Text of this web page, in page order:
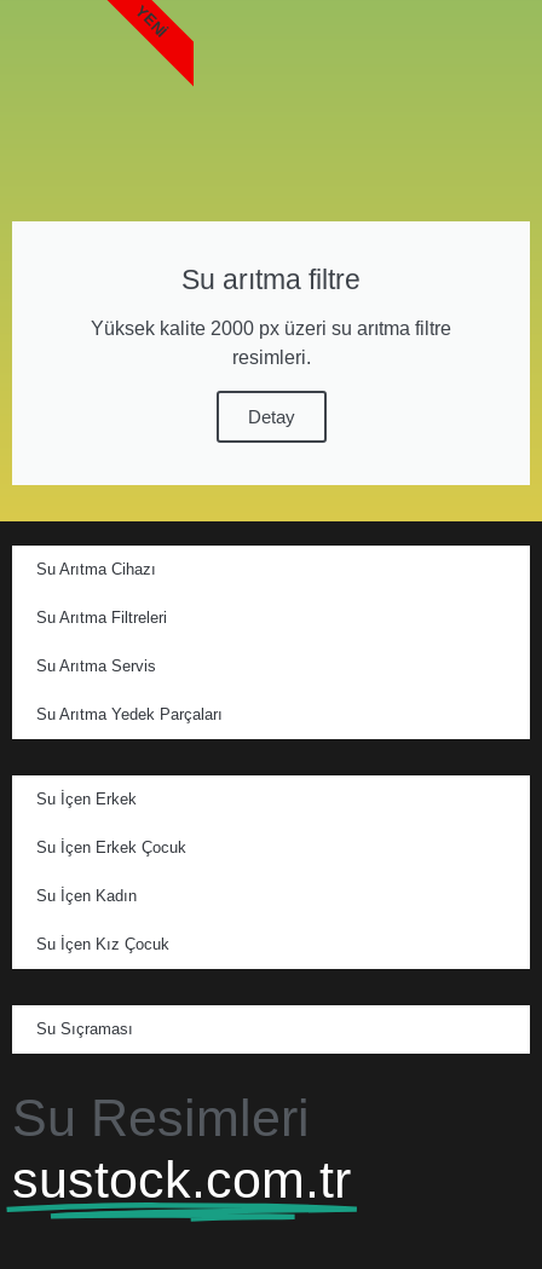
Su arıtma filtre
Yüksek kalite 2000 px üzeri su arıtma filtre
resimleri.
Detay
YENI
Su Arıtma Cihazı
Su Arıtma Filtreleri
Su Arıtma Servis
Su Arıtma Yedek Parçaları
Su İçen Erkek
Su İçen Erkek Çocuk
Su İçen Kadın
Su İçen Kız Çocuk
Su Sıçraması
Su Resimleri
sustock.com.tr